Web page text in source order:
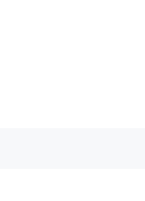
и 2x120 мм на